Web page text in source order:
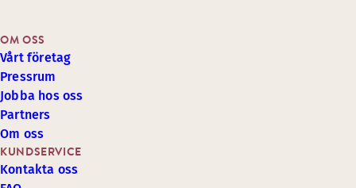
KUNDSERVICE
Kontakta oss
OM OSS
Vårt företag
Pressrum
Jobba hos oss
Partners
Om oss